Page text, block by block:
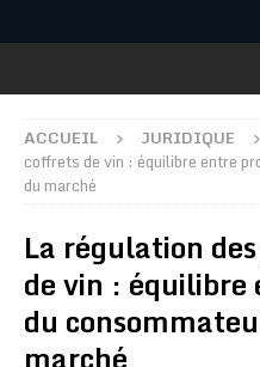
ACCUEIL JURIDIQUE
coffrets de vin : équilibre entre
du marché
La régulation
de vin :
du